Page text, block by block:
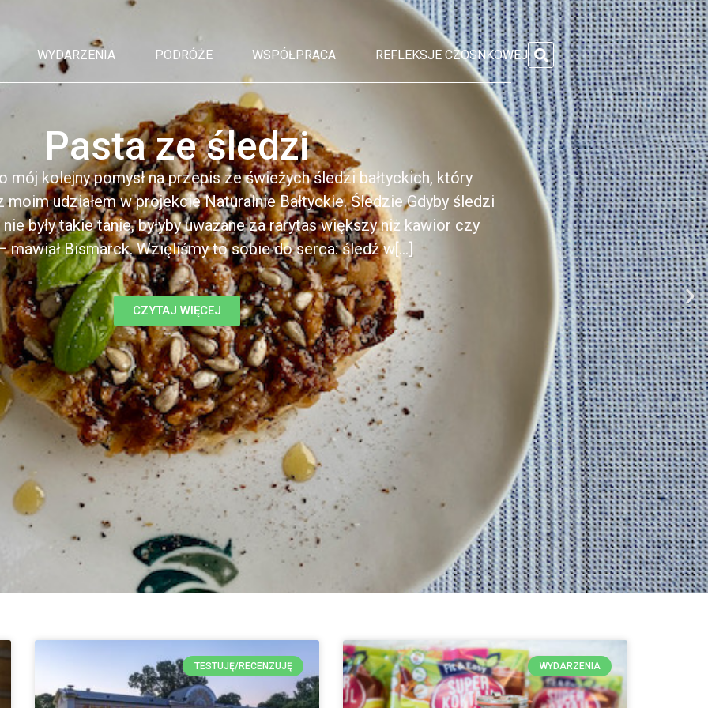
WYDARZENIA PODRÓŻE WSPÓŁPRACA REFLEKSJE CZOSNKOWEJ
Pasta ze śledzi
mój kolejny pomysł na przepis ze świeżych śledzi bałtyckich, który
moim udziałem w projekcie Naturalnie Bałtyckie. Śledzie Gdyby śledzi
były takie tanie, byłyby uważane za rarytas większy niż kawior czy
mawiał Bismarck. Wzięliśmy to sobie do serca: śledź w[...]
CZYTAJ WIĘCEJ
TESTUJĘ/RECENZUJĘ WYDARZENIA